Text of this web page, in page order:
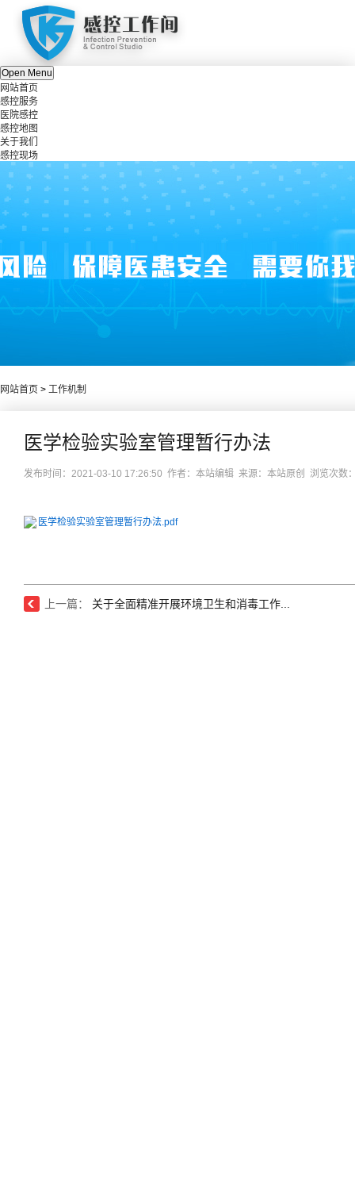
Open Menu
网站首页
感控服务
医院感控
感控地图
关于我们
感控现场
网站首页 > 工作机制
医学检验实验室管理暂行办法
发布时间：2021-03-10 17:26:50 作者：本站编辑 来源：本站原创 浏览次数
医学检验实验室管理暂行办法.pdf
上一篇： 关于全面精准开展环境卫生和消毒工作...